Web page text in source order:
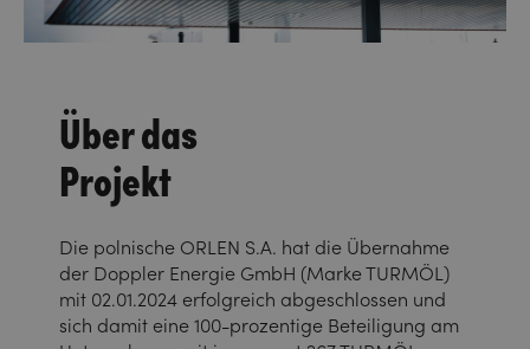
Über das
Projekt
Die polnische ORLEN S.A. hat die Übernahme
der Doppler Energie GmbH (Marke TURMÖL)
mit 02.01.2024 erfolgreich abgeschlossen und
sich damit eine 100-prozentige Beteiligung am